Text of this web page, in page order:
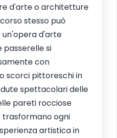
d'arte o architetture
stesso può
un'opera d'arte
passerelle si
con
scorci pittoreschi in
spettacolari delle
pareti rocciose
ogni
artistica in